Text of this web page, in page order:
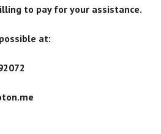
to pay for your assistance.
at: